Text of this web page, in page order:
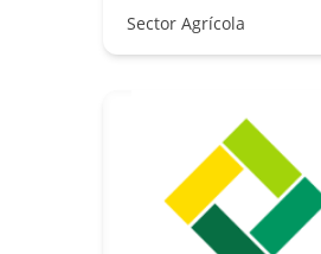
Sector Agrícola